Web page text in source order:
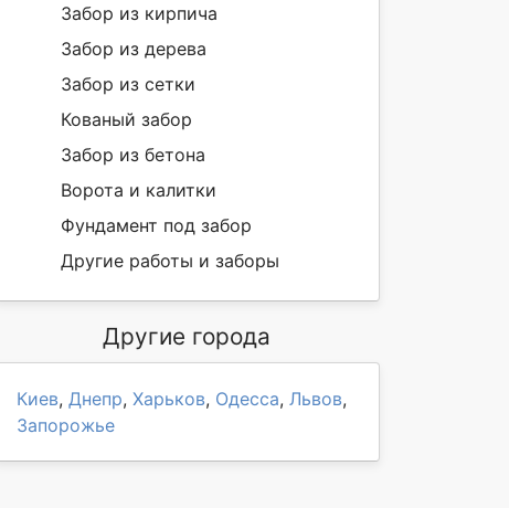
Забор из кирпича
Забор из дерева
Забор из сетки
Кованый забор
Забор из бетона
Ворота и калитки
Фундамент под забор
Другие работы и заборы
Другие города
Киев, Днепр, Харьков, Одесса, Львов,
Запорожье